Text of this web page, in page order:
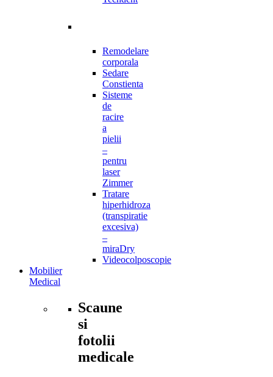
Remodelare
corporala
Sedare
Constienta
Sisteme
de
racire
a
pielii
–
pentru
laser
Zimmer
Tratare
hiperhidroza
(transpiratie
excesiva)
–
miraDry
Videocolposcopie
Mobilier
Medical
Scaune
si
fotolii
medicale